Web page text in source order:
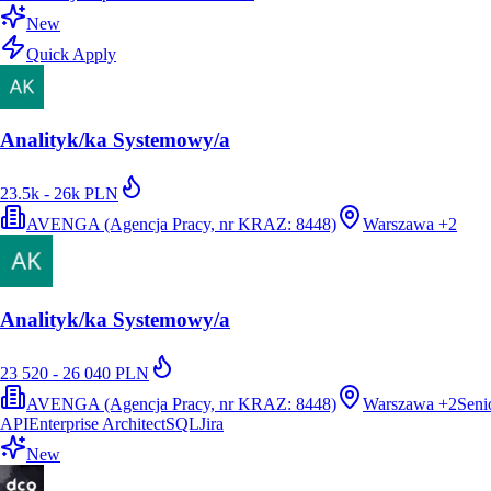
New
Quick Apply
Analityk/ka Systemowy/a
23.5k - 26k PLN
AVENGA (Agencja Pracy, nr KRAZ: 8448)
Warszawa +2
Analityk/ka Systemowy/a
23 520 - 26 040 PLN
AVENGA (Agencja Pracy, nr KRAZ: 8448)
Warszawa +2
APIEnterprise ArchitectSQLJira
New